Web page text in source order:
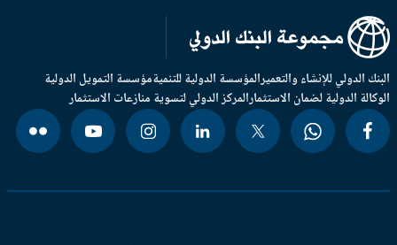
الدولي للإنشاء والتعميرالمؤسسة الدولية للتنميةمؤسسة التمويل الدولية
الدولية لضمان الاستثمارالمركز الدولي لتسوية منازعات الاستثمار